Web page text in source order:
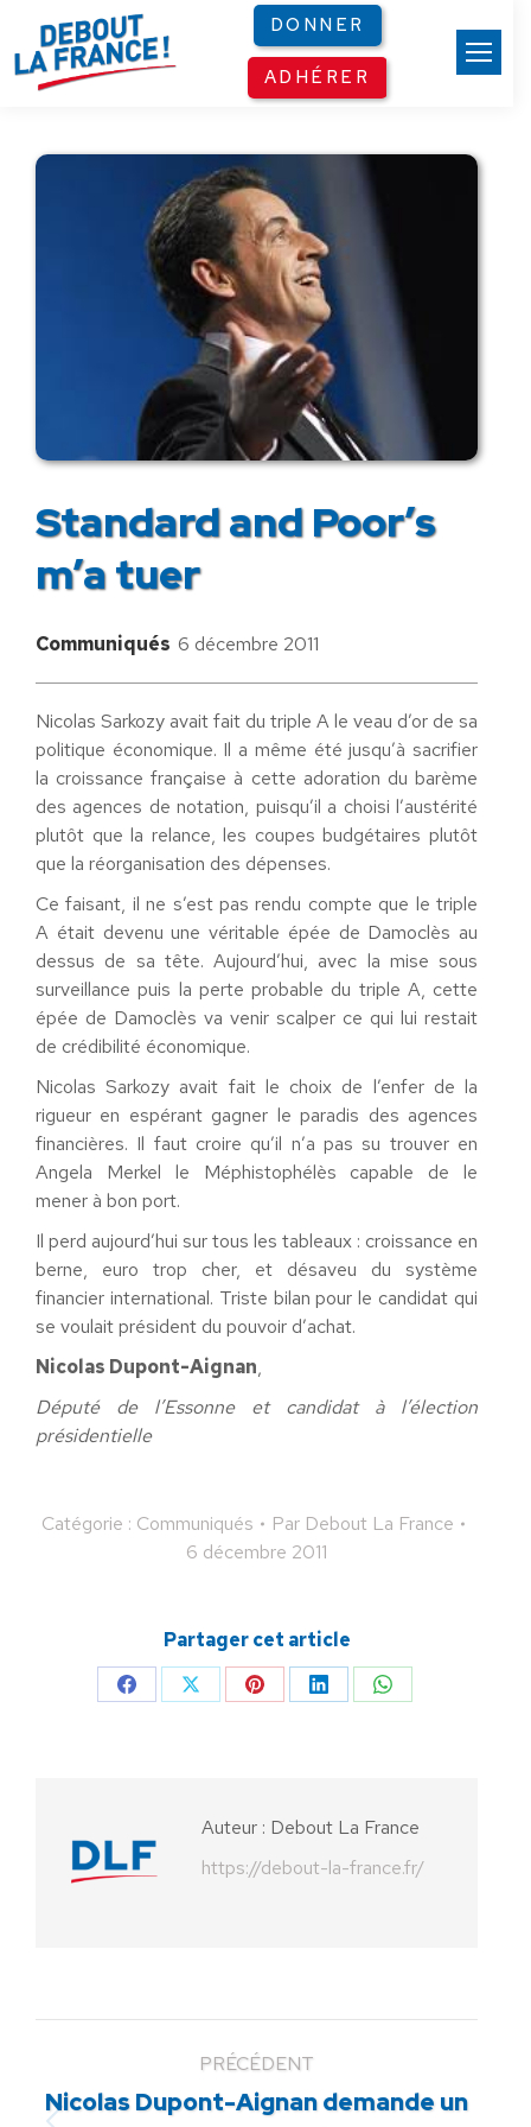
DONNER
ADHÉRER
Standard and Poor’s
m’a tuer
Communiqués 6 décembre 2011
Nicolas Sarkozy avait fait du triple A le veau d’or de sa
politique économique. Il a même été jusqu’à sacrifier
la croissance française à cette adoration du barème
des agences de notation, puisqu’il a choisi l’austérité
plutôt que la relance, les coupes budgétaires plutôt
que la réorganisation des dépenses.
Ce faisant, il ne s’est pas rendu compte que le triple
A était devenu une véritable épée de Damoclès au
dessus de sa tête. Aujourd’hui, avec la mise sous
surveillance puis la perte probable du triple A, cette
épée de Damoclès va venir scalper ce qui lui restait
de crédibilité économique.
Nicolas Sarkozy avait fait le choix de l’enfer de la
rigueur en espérant gagner le paradis des agences
financières. Il faut croire qu’il n’a pas su trouver en
Angela Merkel le Méphistophélès capable de le
mener à bon port.
Il perd aujourd’hui sur tous les tableaux : croissance en
berne, euro trop cher, et désaveu du système
financier international. Triste bilan pour le candidat qui
se voulait président du pouvoir d’achat.
Nicolas Dupont-Aignan,
Député de l’Essonne et candidat à l’élection
présidentielle
Catégorie : Communiqués Par Debout La France
6 décembre 2011
Partager cet article
PartagerPartagerPartagerPartagerPartager
Auteur : Debout La France
https://debout-la-france.fr/
PRÉCÉDENT
Nicolas Dupont-Aignan demande un
Panneau de gestion des cookies